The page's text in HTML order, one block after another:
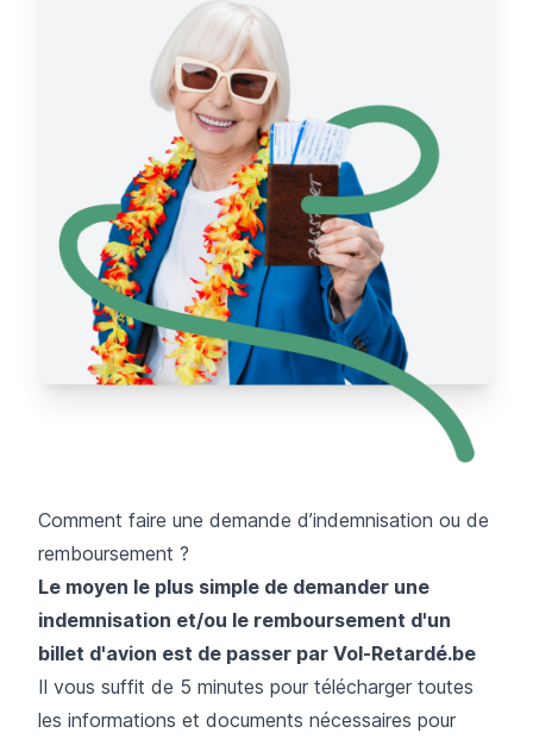
Comment faire une demande d’indemnisation ou de
remboursement ?
Le moyen le plus simple de demander une
indemnisation et/ou le remboursement d'un
billet d'avion est de passer par Vol-Retardé.be
Il vous suffit de 5 minutes pour télécharger toutes
les informations et documents nécessaires pour